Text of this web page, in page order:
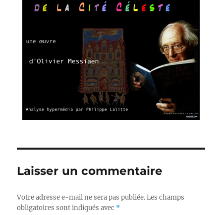
Laisser un commentaire
Votre adresse e-mail ne sera pas publiée. Les champs
obligatoires sont indiqués avec *